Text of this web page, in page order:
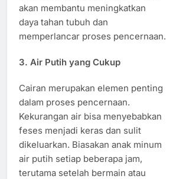
akan membantu meningkatkan
daya tahan tubuh dan
memperlancar proses pencernaan.
3. Air Putih yang Cukup
Cairan merupakan elemen penting
dalam proses pencernaan.
Kekurangan air bisa menyebabkan
feses menjadi keras dan sulit
dikeluarkan. Biasakan anak minum
air putih setiap beberapa jam,
terutama setelah bermain atau